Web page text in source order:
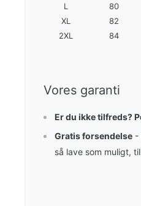
L
80
XL
82
2XL
84
Vores garanti
Er du ikke tilfreds?
Gratis forsendelse -
så lave som muligt,